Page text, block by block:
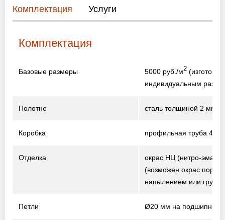
Комплектация Услуги
Комплектация
Базовые размеры 5000 руб./м2
индивидуальным
Полотно сталь толщиной 2 мм
Коробка профильная труба
Отделка
окрас НЦ (нитро-эмаль)
(возможен окрас
напылением или
Петли Ø20 мм на